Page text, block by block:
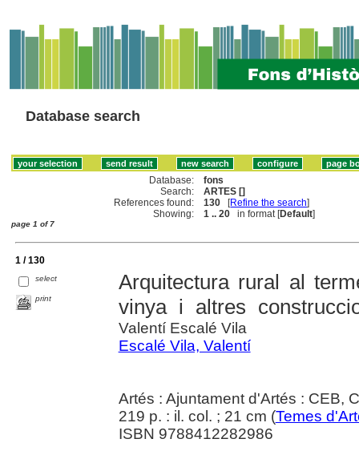
Database search
Database:
fons
Search:
ARTES []
References found:
130 [Refine the search]
Showing:
1 .. 20 in format [Default]
page 1 of 7
1 / 130
select
print
Arquitectura rural al
vinya i altres
Valentí Escalé Vila
Escalé Vila, Valentí
Artés : Ajuntament d'Artés : CEB,
219 p. : il. col. ; 21 cm (Temes
ISBN 9788412282986